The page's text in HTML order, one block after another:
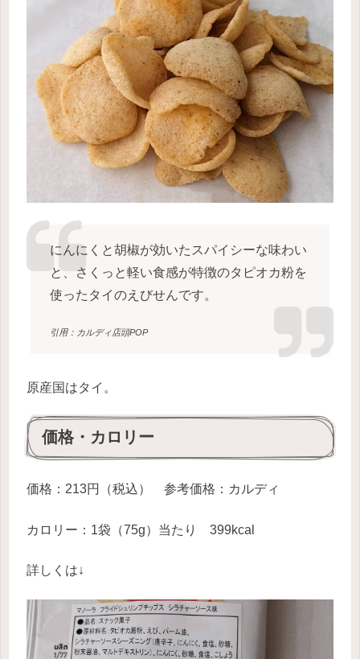
にんにくと胡椒が効いたスパイシーな味わい
と、さくっと軽い食感が特徴のタピオカ粉を
使ったタイのえびせんです。
引用：カルディ店頭POP
原産国はタイ。
価格・カロリー
価格：213円（税込） 参考価格：カルディ
カロリー：1袋（75g）当たり 399kcal
詳しくは↓